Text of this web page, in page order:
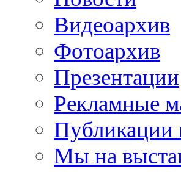
Видеоархив
Фотоархив
Презентации
Рекламные
Мы на